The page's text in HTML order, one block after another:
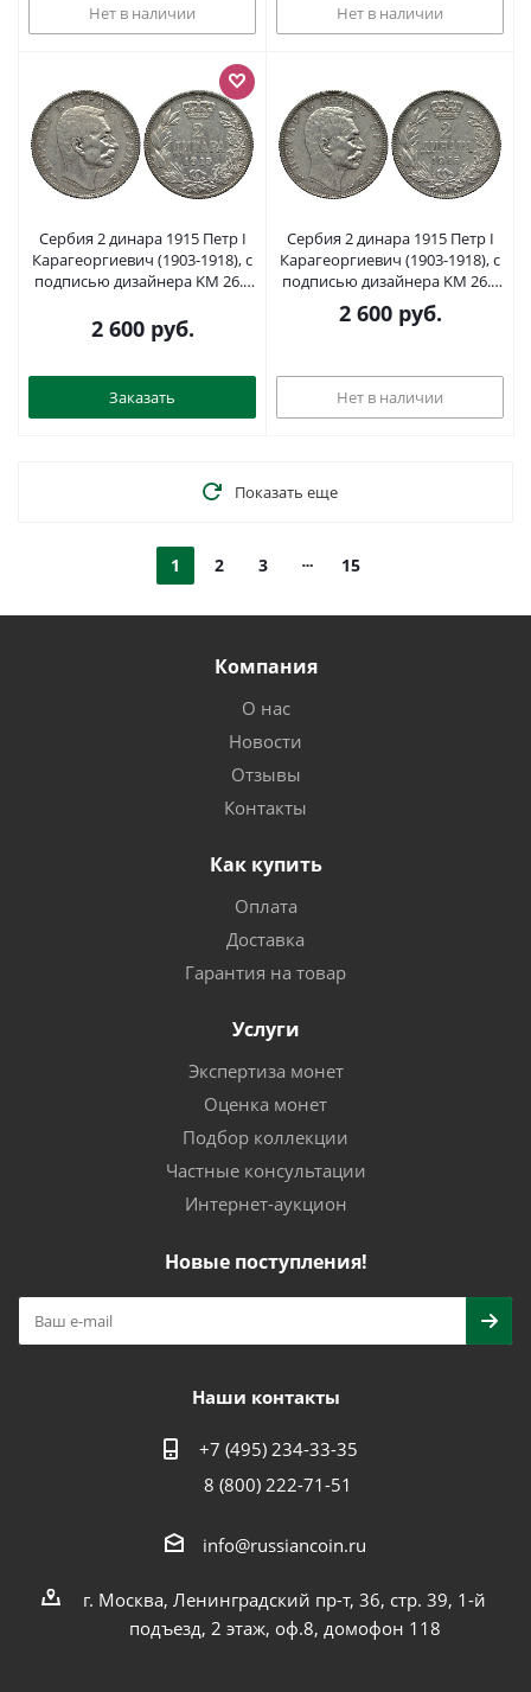
Нет в наличии Нет в наличии
Сербия 2 динара 1915 Петр I
Карагеоргиевич (1903-1918), с
подписью дизайнера KM 26.3
2 600руб.
Заказать
Сербия 2 динара 1915 Петр I
Карагеоргиевич (1903-1918), с
подписью дизайнера KM 26.3
серебро 186-1141
2 600руб.
Нет в наличии
Показать еще
1 2 3 15
Компания
О нас
Новости
Отзывы
Контакты
Как купить
Оплата
Доставка
Гарантия на товар
Услуги
Экспертиза монет
Оценка монет
Подбор коллекции
Частные консультации
Интернет-аукцион
Новые поступления!
Наши контакты
+7 (495) 234-33-35
8 (800) 222-71-51
info@russiancoin.ru
г. Москва, Ленинградский пр-т, 36, стр. 39, 1-й
подъезд, 2 этаж, оф.8, домофон 118